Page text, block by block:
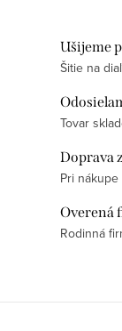
Ušijeme
Šitie na
Tovar
Doprava
Pri
Overená
Rodinná